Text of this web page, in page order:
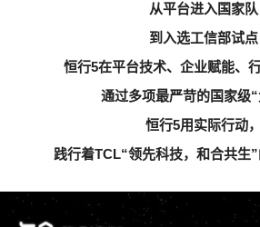
从平台进入国家队
到入选工信部试点
恒行5在平台技术、企业赋能、
通过多项最严苛的国家级“
恒行5用实际行动，
践行着TCL“领先科技，和合共生”